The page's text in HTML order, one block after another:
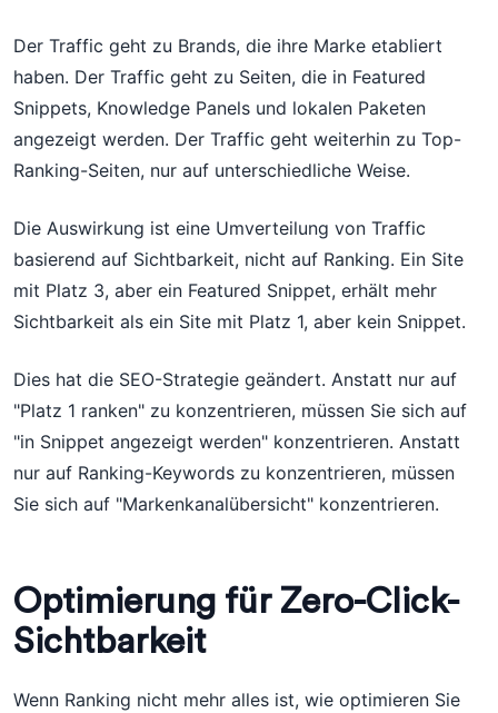
Der Traffic geht zu Brands, die ihre Marke etabliert
haben. Der Traffic geht zu Seiten, die in Featured
Snippets, Knowledge Panels und lokalen Paketen
angezeigt werden. Der Traffic geht weiterhin zu Top-
Ranking-Seiten, nur auf unterschiedliche Weise.
Die Auswirkung ist eine Umverteilung von Traffic
basierend auf Sichtbarkeit, nicht auf Ranking. Ein Site
mit Platz 3, aber ein Featured Snippet, erhält mehr
Sichtbarkeit als ein Site mit Platz 1, aber kein Snippet.
Dies hat die SEO-Strategie geändert. Anstatt nur auf
"Platz 1 ranken" zu konzentrieren, müssen Sie sich auf
"in Snippet angezeigt werden" konzentrieren. Anstatt
nur auf Ranking-Keywords zu konzentrieren, müssen
Sie sich auf "Markenkanalübersicht" konzentrieren.
Optimierung für Zero-Click-
Sichtbarkeit
Wenn Ranking nicht mehr alles ist, wie optimieren Sie